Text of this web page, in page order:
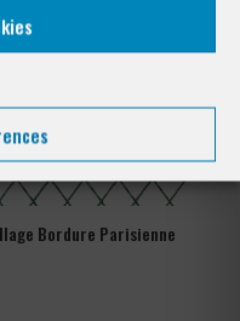
Bordure Parisienne